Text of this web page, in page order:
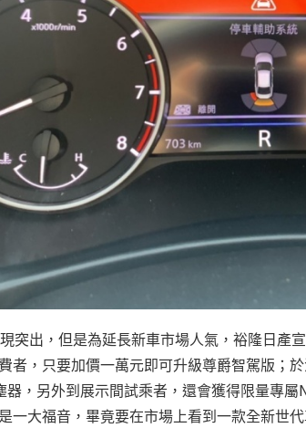
突出，但是為延長新車市場人氣，裕隆日產
者，只要加價一萬元即可升級尊爵智駕版；
，另外到展示間試乘者，還會獲得限量專
一大福音，畢竟要在市場上看到一款全新世